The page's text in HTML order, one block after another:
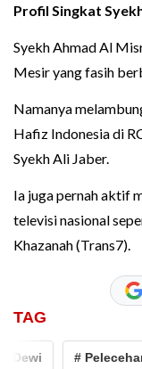
Profil Singkat
Syekh Ahmad Al
Mesir yang fasih
Namanya
Hafiz Indonesia di
Syekh Ali Jaber.
Ia juga pernah aktif
televisi nasional
Khazanah (Trans7).
TAG
# Pelecehan